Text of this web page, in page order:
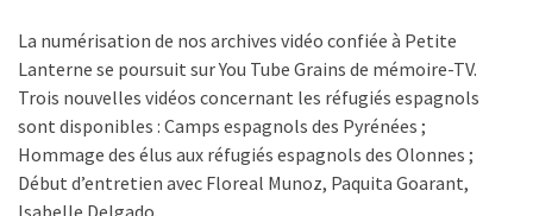
La numérisation de nos archives vidéo confiée à Petite
Lanterne se poursuit sur You Tube Grains de mémoire-TV.
Trois nouvelles vidéos concernant les réfugiés espagnols
sont disponibles : Camps espagnols des Pyrénées ;
Hommage des élus aux réfugiés espagnols des Olonnes ;
Début d’entretien avec Floreal Munoz, Paquita Goarant,